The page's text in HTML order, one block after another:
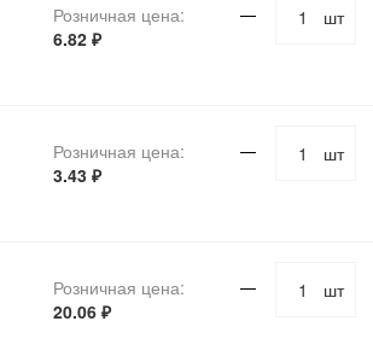
Розничная цена:
6.82 ₽
шт
Розничная цена:
3.43 ₽
шт
Розничная цена:
20.06 ₽
шт